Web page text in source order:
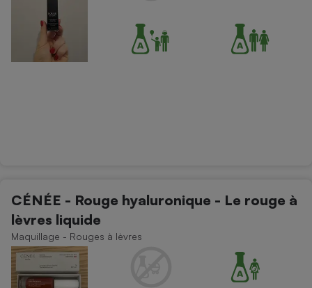
CÉNÉE - Rouge hyaluronique - Le rouge à
lèvres liquide
Maquillage - Rouges à lèvres